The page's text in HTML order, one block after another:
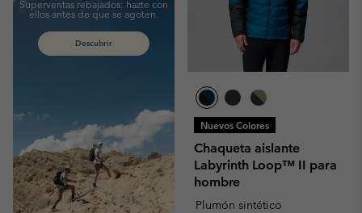
Superventas rebajados: hazte con
ellos antes de que se agoten.
Descubrir
Nuevos Colores
Chaqueta aislante
Labyrinth Loop™ II para
hombre
Plumón sintético